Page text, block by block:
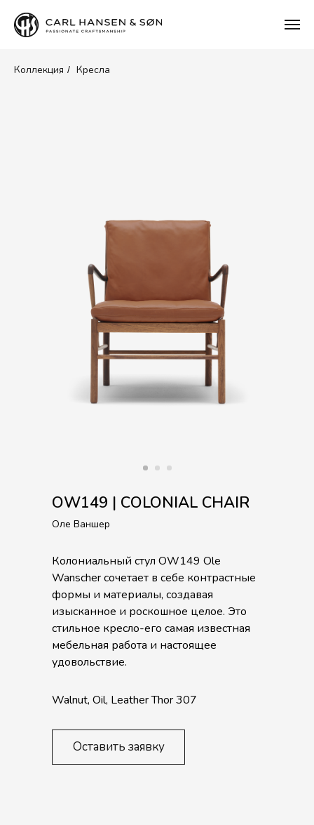
Коллекция / Кресла
OW149 | COLONIAL CHAIR
Оле Ваншер
Колониальный стул OW149 Ole
Wanscher сочетает в себе контрастные
формы и материалы, создавая
изысканное и роскошное целое. Это
стильное кресло-его самая известная
мебельная работа и настоящее
удовольствие.
Walnut, Oil, Leather Thor 307
Оставить заявку